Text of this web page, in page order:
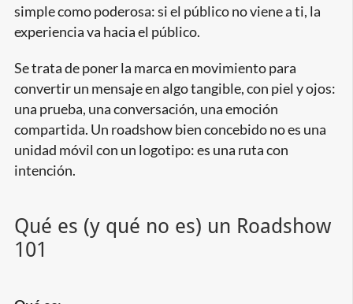
simple como poderosa: si el público no viene a ti, la
experiencia va hacia el público.
Se trata de poner la marca en movimiento para
convertir un mensaje en algo tangible, con piel y ojos:
una prueba, una conversación, una emoción
compartida. Un roadshow bien concebido no es una
unidad móvil con un logotipo: es una ruta con
intención.
Qué es (y qué no es) un Roadshow
101